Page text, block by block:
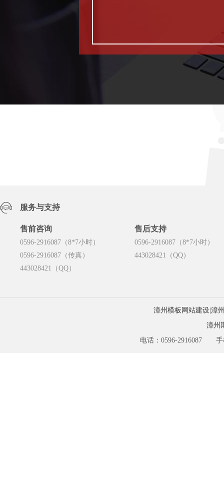
服务与支持
售前咨询
0596-2916087（8*7小时）
0596-2916087（传真）
443028421（QQ）
售后支持
0596-2916087（8*7小时）
443028421（QQ）
漳州模板网站建设| 漳
漳州
电话：0596-2916087 手